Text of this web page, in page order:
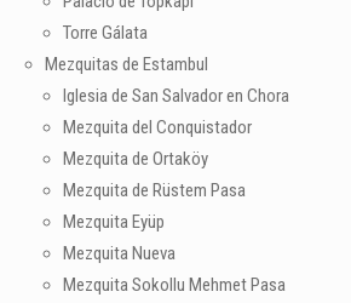
Torre Gálata
Mezquitas de Estambul
Iglesia de San Salvador en Chora
Mezquita del Conquistador
Mezquita de Ortaköy
Mezquita de Rüstem Pasa
Mezquita Eyüp
Mezquita Nueva
Mezquita Sokollu Mehmet Pasa